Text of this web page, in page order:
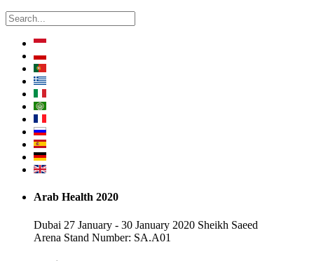
Arab Health 2020
Dubai 27 January - 30 January 2020 Sheikh Saeed
Arena Stand Number: SA.A01